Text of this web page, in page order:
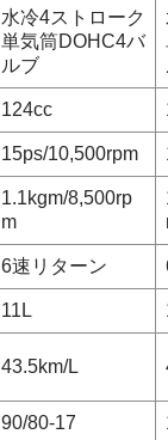
水冷4ストローク
単気筒DOHC4バ
ルブ
124cc
15ps/10,500rpm
1.1kgm/8,500rp
m
6速リターン
11L
43.5km/L
90/80-17